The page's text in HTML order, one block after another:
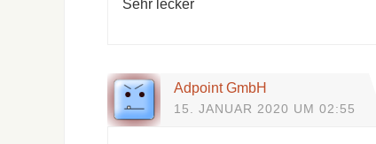
Sehr lecker
Adpoint GmbH
15. JANUAR 2020 UM 02:55